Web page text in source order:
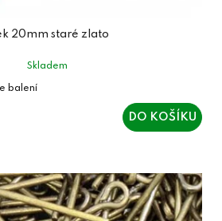
20mm staré zlato
Skladem
DO KOŠÍKU